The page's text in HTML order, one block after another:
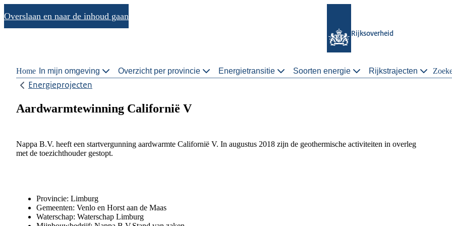
Overslaan en naar de inhoud gaan
Rijksoverheid
Home In mijn omgeving Overzicht per provincie Energietransitie Soorten energie Rijkstrajecten
Energieprojecten
Aardwarmtewinning Californië V
Nappa B.V. heeft een startvergunning aardwarmte Californië V. In augustus 2018 zijn de geothermische activiteiten in overleg
met de toezichthouder gestopt.
Provincie: Limburg
Gemeenten: Venlo en Horst aan de Maas
Waterschap: Waterschap Limburg